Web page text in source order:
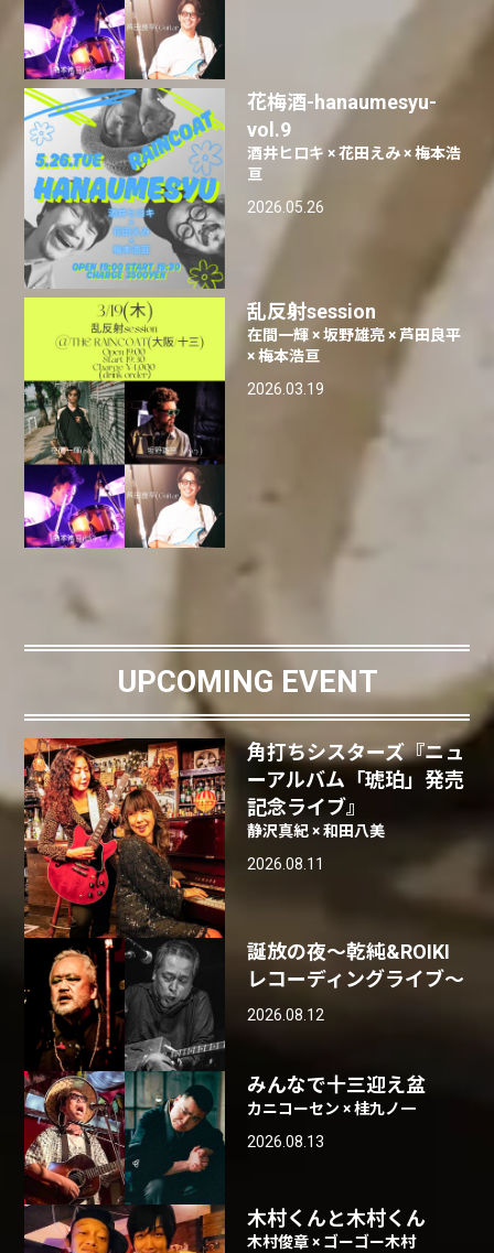
花梅酒-hanaumesyu-
vol.9
酒井ヒロキ × 花田えみ × 梅本浩
亘
2026.05.26
乱反射session
在間一輝 × 坂野雄亮 × 芦田良平
× 梅本浩亘
2026.03.19
UPCOMING EVENT
角打ちシスターズ『ニュ
ーアルバム「琥珀」発売
記念ライブ』
静沢真紀 × 和田八美
2026.08.11
誕放の夜〜乾純&ROIKI
レコーディングライブ〜
2026.08.12
みんなで十三迎え盆
カニコーセン × 桂九ノ一
2026.08.13
木村くんと木村くん
木村俊章 × ゴーゴー木村